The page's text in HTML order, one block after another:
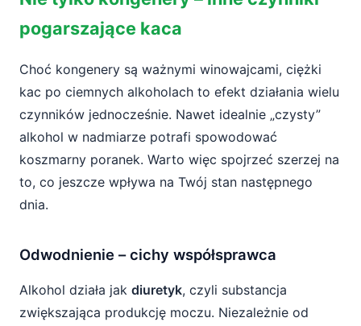
pogarszające kaca
Choć kongenery są ważnymi winowajcami, ciężki
kac po ciemnych alkoholach to efekt działania wielu
czynników jednocześnie. Nawet idealnie „czysty”
alkohol w nadmiarze potrafi spowodować
koszmarny poranek. Warto więc spojrzeć szerzej na
to, co jeszcze wpływa na Twój stan następnego
dnia.
Odwodnienie – cichy współsprawca
Alkohol działa jak diuretyk, czyli substancja
zwiększająca produkcję moczu. Niezależnie od